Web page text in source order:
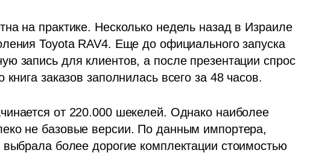
на практике. Несколько недель назад в Израиле
Toyota RAV4. Еще до официального запуска
запись для клиентов, а после презентации спрос
заказов заполнилась всего за 48 часов.
от 220.000 шекелей. Однако наиболее
не базовые версии. По данным импортера,
выбрала более дорогие комплектации стоимостью